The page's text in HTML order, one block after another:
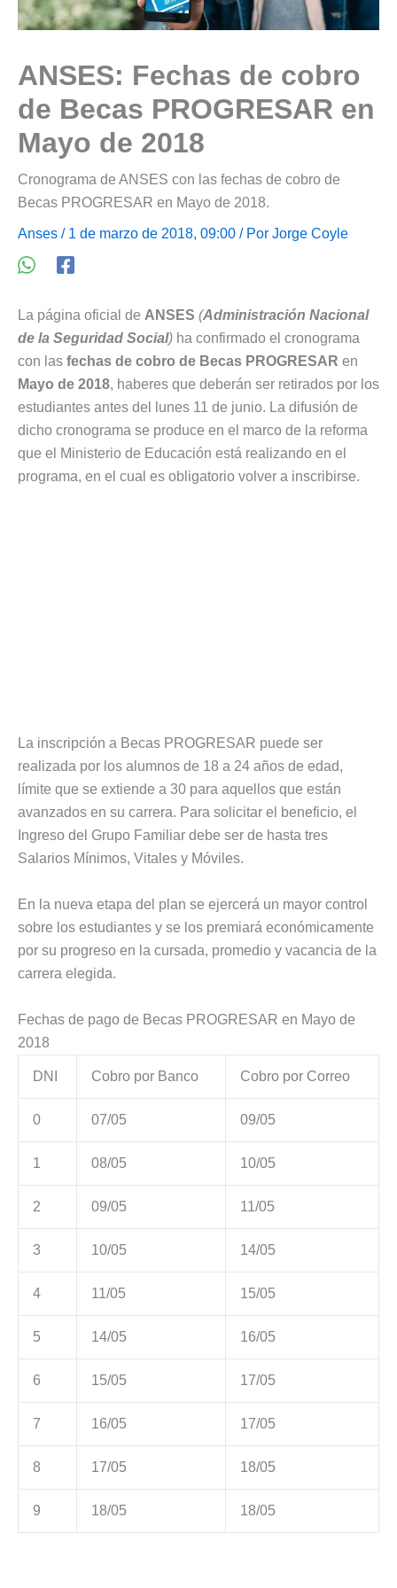
ANSES: Fechas de cobro
de Becas PROGRESAR en
Mayo de 2018
Cronograma de ANSES con las fechas de cobro de
Becas PROGRESAR en Mayo de 2018.
Anses / 1 de marzo de 2018, 09:00 / Por Jorge Coyle
La página oficial de ANSES (Administración Nacional
de la Seguridad Social) ha confirmado el cronograma
con las fechas de cobro de Becas PROGRESAR en
Mayo de 2018, haberes que deberán ser retirados por los
estudiantes antes del lunes 11 de junio. La difusión de
dicho cronograma se produce en el marco de la reforma
que el Ministerio de Educación está realizando en el
programa, en el cual es obligatorio volver a inscribirse.
La inscripción a Becas PROGRESAR puede ser
realizada por los alumnos de 18 a 24 años de edad,
límite que se extiende a 30 para aquellos que están
avanzados en su carrera. Para solicitar el beneficio, el
Ingreso del Grupo Familiar debe ser de hasta tres
Salarios Mínimos, Vitales y Móviles.
En la nueva etapa del plan se ejercerá un mayor control
sobre los estudiantes y se los premiará económicamente
por su progreso en la cursada, promedio y vacancia de la
carrera elegida.
Fechas de pago de Becas PROGRESAR en Mayo de
2018
DNI Cobro por Banco Cobro por Correo
0 07/05 09/05
1 08/05 10/05
2 09/05 11/05
3 10/05 14/05
4 11/05 15/05
5 14/05 16/05
6 15/05 17/05
7 16/05 17/05
8 17/05 18/05
9 18/05 18/05